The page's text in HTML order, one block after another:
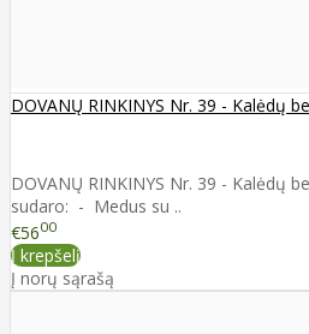
DOVANŲ RINKINYS Nr. 39 - Kalėdų
DOVANŲ RINKINYS Nr. 39 - Kalėdų
sudaro: - Medus su ..
€5600
Į krepšelį
Į norų sąrašą